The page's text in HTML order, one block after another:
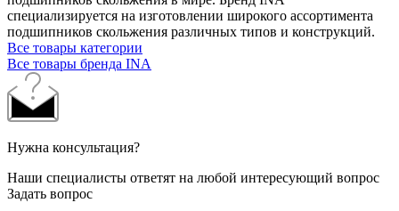
специализируется на изготовлении широкого ассортимента
подшипников скольжения различных типов и конструкций.
Все товары категории
Все товары бренда INA
Нужна консультация?
Наши специалисты ответят на любой интересующий вопрос
Задать вопрос